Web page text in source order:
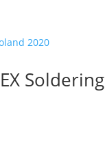
Soldering